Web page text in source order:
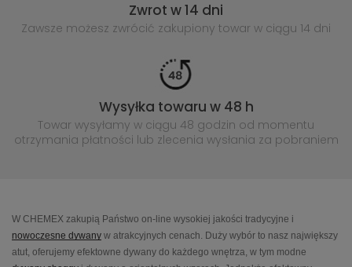
Zwrot w 14 dni
Zawsze możesz zwrócić zakupiony towar w ciągu 14 dni
Wysyłka towaru w 48 h
Towar wysyłamy w ciągu 48 godzin od momentu
otrzymania płatności lub zlecenia wysłania za pobraniem
W CHEMEX zakupią Państwo on-line wysokiej jakości tradycyjne i
nowoczesne dywany w atrakcyjnych cenach. Duży wybór to nasz największy
atut, oferujemy efektowne dywany do każdego wnętrza, w tym modne